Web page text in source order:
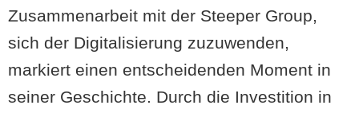
Zusammenarbeit mit der Steeper Group,
sich der Digitalisierung zuzuwenden,
markiert einen entscheidenden Moment in
seiner Geschichte. Durch die Investition in